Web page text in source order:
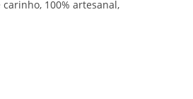
100% artesanal,